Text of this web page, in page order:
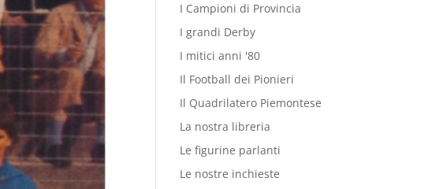
I Campioni di Provincia
I grandi Derby
I mitici anni '80
Il Football dei Pionieri
Il Quadrilatero Piemontese
La nostra libreria
Le figurine parlanti
Le nostre inchieste